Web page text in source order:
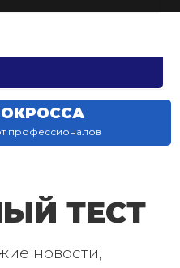
профессионалов
ТЕСТ
новости,